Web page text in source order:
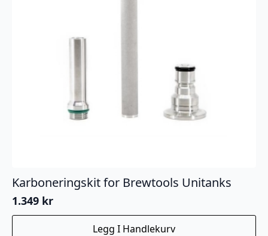
Karboneringskit for Brewtools Unitanks
1.349 kr
Legg I Handlekurv